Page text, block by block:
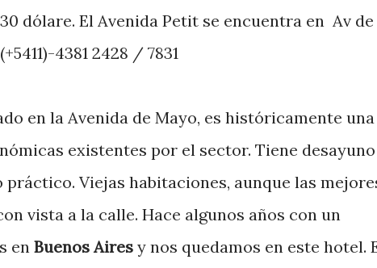
dólare. El Avenida Petit se encuentra en Av de
4381 2428 / 7831
en la Avenida de Mayo, es históricamente una
existentes por el sector. Tiene
Viejas habitaciones, aunque las
vista a la calle. Hace algunos años con un
en Buenos Aires y nos quedamos en este hotel.